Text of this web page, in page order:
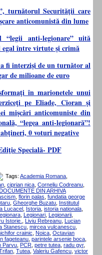
turnătorul Securităţii care
anticomunistă din lume
“legii anti-legionare” uită
egal între virtute şi crimă
fi interzişi de un turnător al
de milioane de euro
în marionetele unui
pe Eliade, Cioran şi
mişcări anticomuniste din
“legea anti-legionară”!
0 voturi negative
Specială- PDF
Tags: Academia Romana
ciprian nica Corneliu Codreanu
DOCUMENTE DIN ARHIVA
florin palas fundatia george
Gheorghe Buzatu
Institutul
Lucacel Istoria istoria nationala
Legionari Legionarii
Istorie. Liviu Rebreanu
Lucian
Stanescu mircea vulcanescu
crainic Noica Octavian
fageteanu parintele arsenie boca
Parvu PCR petre tutea radu gyr,
Tutea Valeriu Gafencu victor